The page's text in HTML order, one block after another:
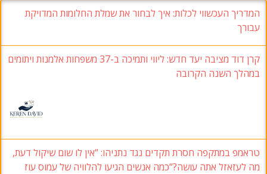
המדריך העכשווי לכלות: איך לבחור את שמלת החלומות המדויקת
עבורך
קרן דוד מציבה יעד חדש: ליווי ותמיכה ב-37 משפחות אלמנות ויתומים
במהלך השנה הקרובה
טראמפ במתקפה חסרת תקדים נגד נתניהו: “אין לו שום שיקול דעת,
מה לעזאזל אתה עושה?“כמה אנשים הגיעו להלוויה של עמוס עוז